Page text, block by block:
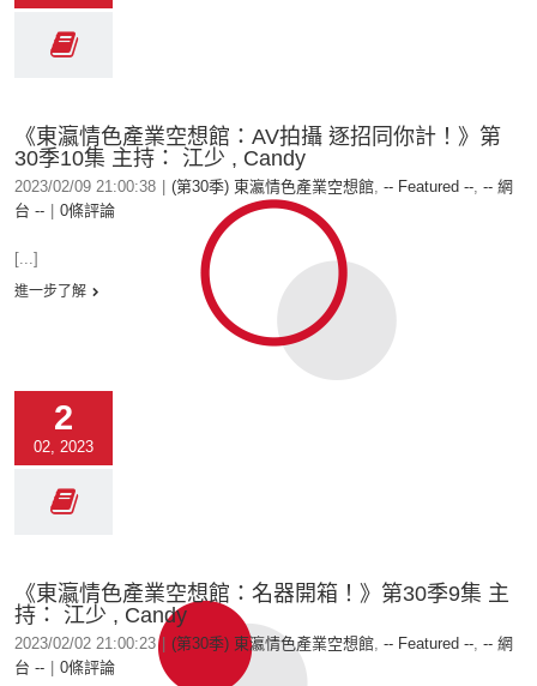
《東瀛情色產業空想館：AV拍攝 逐招同你計！》第
30季10集 主持： 江少 , Candy
2023/02/09 21:00:38 (第30季) 東瀛情色產業空想館, -- Featured --, -- 網
台 --
0條評論
[...]
進一步了解
2
02, 2023
《東瀛情色產業空想館：名器開箱！》第30季9集 主
持： 江少 , Candy
2023/02/02 21:00:23 (第30季) 東瀛情色產業空想館, -- Featured --, -- 網
台 --
0條評論